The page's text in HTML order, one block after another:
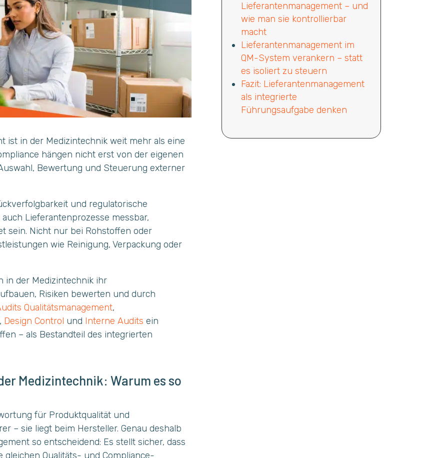
ist in der Medizintechnik weit mehr als eine
hängen nicht erst von der eigenen
Bewertung und Steuerung externer
und regulatorische
Lieferantenprozesse messbar,
sein. Nicht nur bei Rohstoffen oder
wie Reinigung, Verpackung oder
in der Medizintechnik ihr
Risiken bewerten und durch
Qualitätsmanagement,
, Design Control und Interne Audits ein
– als Bestandteil des integrierten
Medizintechnik: Warum es so
für Produktqualität und
– sie liegt beim Hersteller. Genau deshalb
so entscheidend: Es stellt sicher, dass
Qualitäts- und Compliance-
Lieferantenmanagement – und
wie man sie kontrollierbar
macht
Lieferantenmanagement im
QM-System verankern – statt
es isoliert zu steuern
Fazit: Lieferantenmanagement
als integrierte
Führungsaufgabe denken